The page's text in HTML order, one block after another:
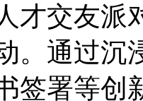
才交友派
。通过沉
签署等创